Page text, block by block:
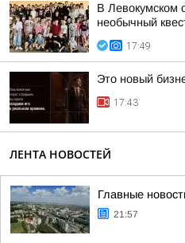
В Левокумском
необычный
17:49
Это новый
17:43
ЛЕНТА НОВОСТЕЙ
Главные
21:57